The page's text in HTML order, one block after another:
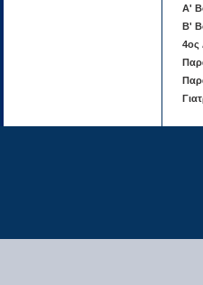
Α'
Β'
4ος